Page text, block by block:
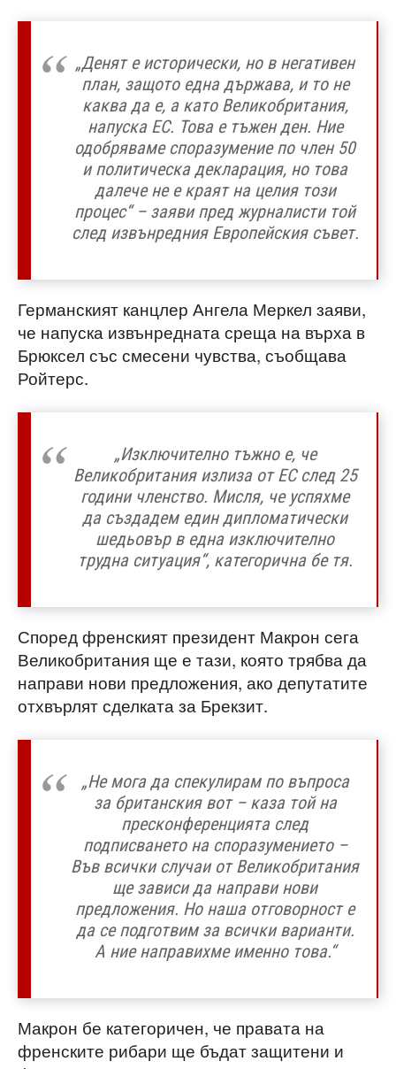
„Денят е исторически, но в негативен
план, защото една държава, и то не
каква да е, а като Великобритания,
напуска ЕС. Това е тъжен ден. Ние
одобряваме споразумение по член 50
и политическа декларация, но това
далече не е краят на целия този
процес“ – заяви пред журналисти той
след извънредния Европейския съвет.
Германският канцлер Ангела Меркел заяви,
че напуска извънредната среща на върха в
Брюксел със смесени чувства, съобщава
Ройтерс.
„Изключително тъжно е, че
Великобритания излиза от ЕС след 25
години членство. Мисля, че успяхме
да създадем един дипломатически
шедьовър в една изключително
трудна ситуация“, категорична бе тя.
Според френският президент Макрон сега
Великобритания ще е тази, която трябва да
направи нови предложения, ако депутатите
отхвърлят сделката за Брекзит.
„Не мога да спекулирам по въпроса
за британския вот – каза той на
пресконференцията след
подписването на споразумението –
Във всички случаи от Великобритания
ще зависи да направи нови
предложения. Но наша отговорност е
да се подготвим за всички варианти.
А ние направихме именно това.“
Макрон бе категоричен, че правата на
френските рибари ще бъдат защитени и